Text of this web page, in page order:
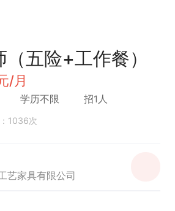
五险+工作餐）
/月
学历不限 招1人
1036次
艺家具有限公司